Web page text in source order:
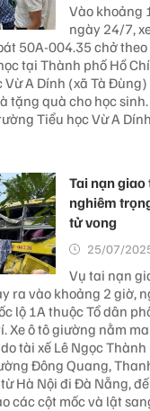
Vào khoảng
ngày 24/7,
50A-004.35 chở
tại Thành phố Hồ
A Dính (xã Tà
tặng quà cho học
Tiểu học Vừ A
Tai nạn
nghiêm
tử vong
25/07/
Vụ tai nạn
ra vào khoảng 2 giờ,
lộ 1A thuộc Tổ dân
Xe ô tô giường nằm
tài xế Lê Ngọc
Đông Quang,
Hà Nội đi Đà Nẵng,
các cột mốc và lật